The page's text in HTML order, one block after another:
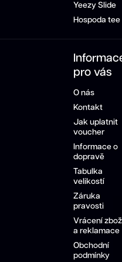
Yeezy Slide
Hospoda tee
pro vás
O nás
Kontakt
Jak uplatnit
voucher
Informace o
dopravě
Tabulka
velikostí
Záruka
pravosti
Vrácení
a reklamace
Obchodní
podmínky